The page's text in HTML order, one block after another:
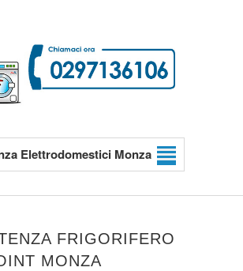
Elettrodomestici Monza
FRIGORIFERO
MONZA